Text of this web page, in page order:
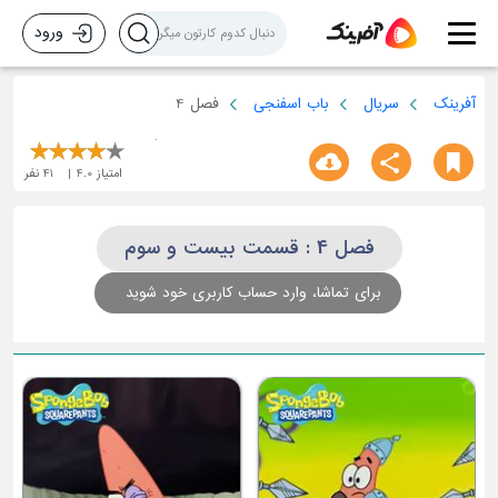
ورود
آفرینک سریال باب اسفنجی فصل 4
امتیاز 4.0
41 نفر
فصل 4 : قسمت بیست و سوم
برای تماشا، وارد حساب کاربری خود شوید